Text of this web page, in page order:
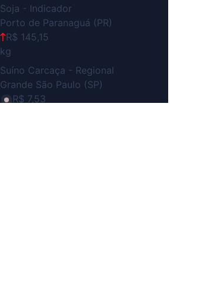
Soja - Indicador
Porto de Paranaguá (PR)
R$ 145,15
kg
Suíno Carcaça - Regional
Grande São Paulo (SP)
R$ 7,53